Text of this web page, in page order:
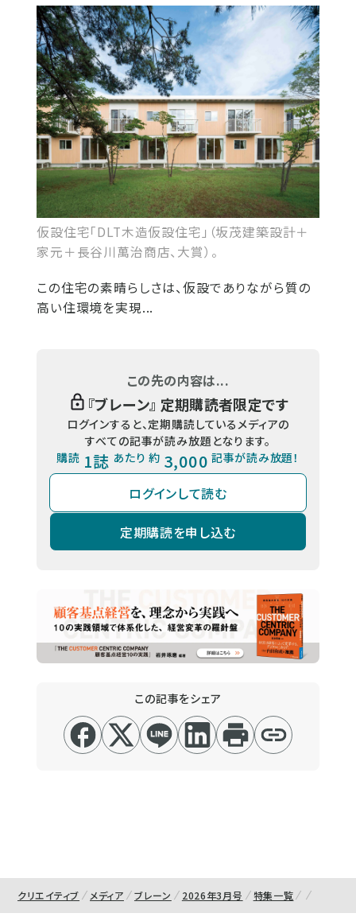
仮設住宅「DLT木造仮設住宅」（坂茂建築設計＋
家元＋長谷川萬治商店、大賞）。
この住宅の素晴らしさは、仮設でありながら質の
高い住環境を実現...
この先の内容は...
『ブレーン』 定期購読者限定です
ログインすると、定期購読しているメディアの
すべての記事が読み放題となります。
購読 1誌 あたり 約 3,000 記事が読み放題！
ログインして読む
定期購読を申し込む
この記事をシェア
クリエイティブ メディア ブレーン 2026年3月号 特集一覧